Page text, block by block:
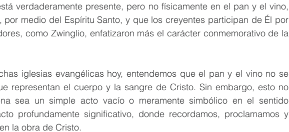
verdaderamente presente, pero no físicamente en el pan y el vino,
por medio del Espíritu Santo, y que los creyentes participan de Él por
como Zwinglio, enfatizaron más el carácter conmemorativo de la
iglesias evangélicas hoy, entendemos que el pan y el vino no se
representan el cuerpo y la sangre de Cristo. Sin embargo, esto no
sea un simple acto vacío o meramente simbólico en el sentido
profundamente significativo, donde recordamos, proclamamos y
la obra de Cristo.